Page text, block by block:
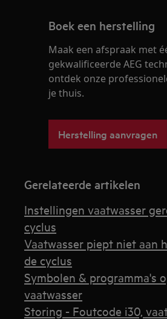
Boek een herstelling
Maak een afspraak met
gekwalificeerde AEG
ontdek onze
je thuis.
Herstelling aanvragen
Gerelateerde artikelen
Instellingen vaatwasser
cyclus
Vaatwasser piept niet aan
de cyclus
Symbolen & programma's
vaatwasser
Storing - Foutcode i30,